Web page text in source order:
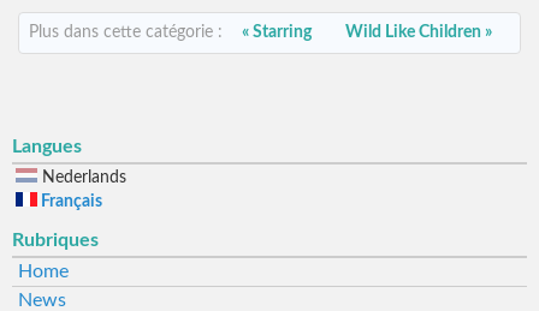
Plus dans cette catégorie : « Starring Wild Like Children »
Langues
Nederlands
Français
Rubriques
Home
News